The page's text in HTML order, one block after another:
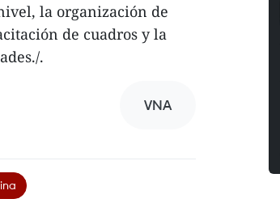
la organización de
de cuadros y la
.
VNA